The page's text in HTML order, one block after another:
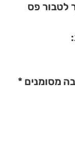
לטבור פס
מסומנים *